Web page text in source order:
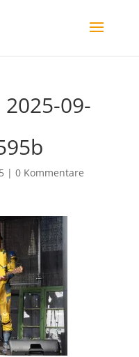
09-
| 0 Kommentare